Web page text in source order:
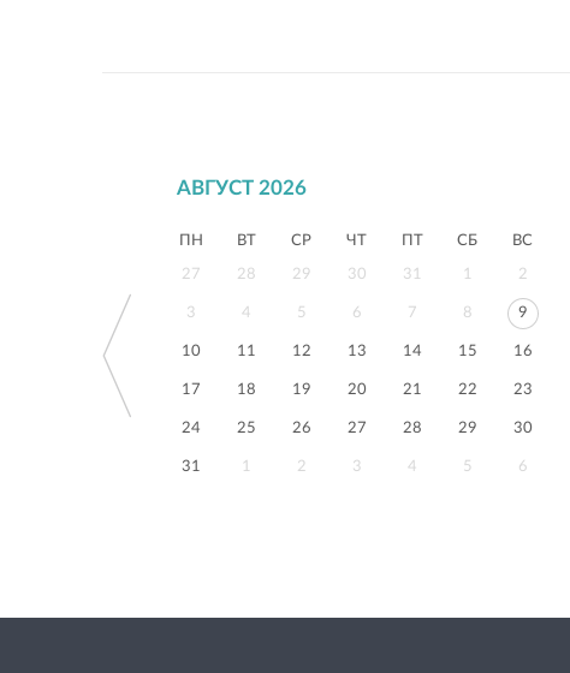
АВГУСТ 2026
ПН ВТ СР ЧТ ПТ СБ ВС
27 28 29 30 31 1 2
3 4 5 6 7 8 9
10 11 12 13 14 15 16
17 18 19 20 21 22 23
24 25 26 27 28 29 30
31 1 2 3 4 5 6